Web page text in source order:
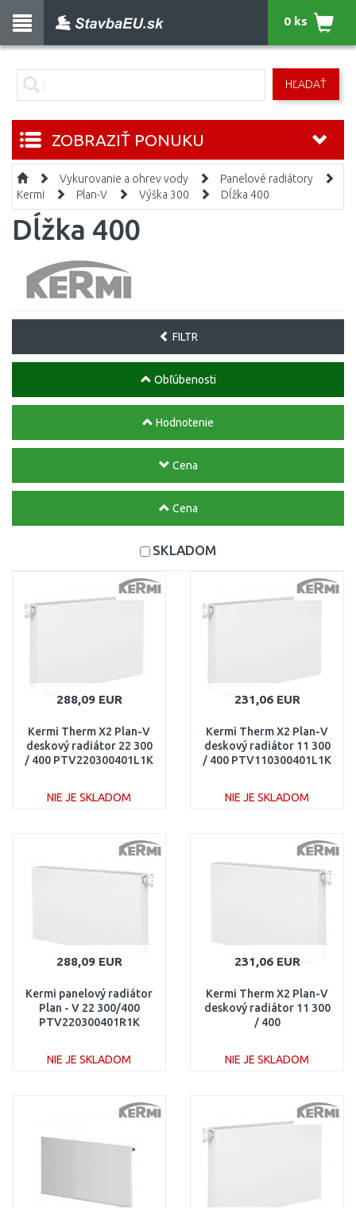
HĽADAŤ
0 ks
ZOBRAZIŤ PONUKU
Vykurovanie a ohrev vody
Panelové radiátory
Kermi
Plan-V Výška 300 Dĺžka 400
Dĺžka 400
FILTR
Obľúbenosti
Hodnotenie
Cena
Cena
SKLADOM
288,09 EUR
Kermi Therm X2 Plan-V
deskový radiátor 22 300
/ 400 PTV220300401L1K
NIE JE SKLADOM
231,06 EUR
Kermi Therm X2 Plan-V
deskový radiátor 11 300
/ 400 PTV110300401L1K
NIE JE SKLADOM
288,09 EUR
Kermi panelový radiátor
Plan - V 22 300/400
PTV220300401R1K
NIE JE SKLADOM
231,06 EUR
Kermi Therm X2 Plan-V
deskový radiátor 11 300
/ 400
NIE JE SKLADOM
Porovnať